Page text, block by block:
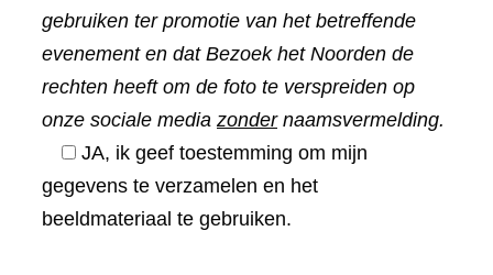
gebruiken ter promotie van het betreffende
evenement en dat Bezoek het Noorden de
rechten heeft om de foto te verspreiden op
onze sociale media zondernaamsvermelding.
JA, ik geef toestemming om mijn
gegevens te verzamelen en het
beeldmateriaal te gebruiken.